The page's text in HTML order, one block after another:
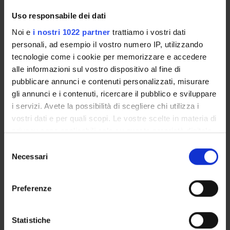
Uso responsabile dei dati
Noi e i nostri 1022 partner trattiamo i vostri dati
personali, ad esempio il vostro numero IP, utilizzando
tecnologie come i cookie per memorizzare e accedere
alle informazioni sul vostro dispositivo al fine di
pubblicare annunci e contenuti personalizzati, misurare
gli annunci e i contenuti, ricercare il pubblico e sviluppare
i servizi. Avete la possibilità di scegliere chi utilizza i
vostri dati e per quali scopi. Le vostre scelte in materia di
privacy sono applicabili solo su questa proprietà digitale
modificare o revocare il proprio consenso in qualsiasi
momento dalla Dichiarazione sui cookie o facendo clic
raccogliere informazioni sulla tua posizione
delNecessari
Preferenze
Statistiche
https://sandonato.grupposandonato.it/medici/massimiliano-
maria-marrocco.html
Programme Director
Giandomenico Orlandi
May 12, 2017